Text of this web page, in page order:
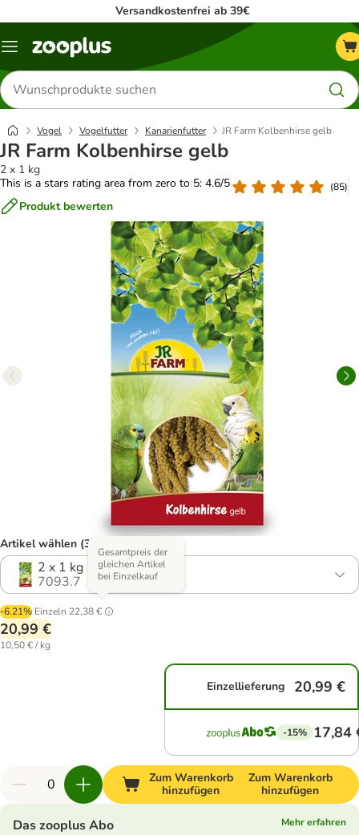
Versandkostenfrei ab 39€
Menü
Produkte
suchen
Vogel Vogelfutter Kanarienfutter JR Farm Kolbenhirse gelb
JR Farm Kolbenhirse gelb
2 x 1 kg
This is a stars rating area from zero to 5: 4.6/5
(85)
Produkt bewerten
Artikel wählen (3 Varianten)
2 x 1 kg
7093.7
-6.21% Einzeln 22,38 €
Gesamtpreis der
gleichen Artikel
bei Einzelkauf
20,99 €
10,50 € / kg
Einzellieferung 20,99 €
-15% 17,84
Zum Warenkorb
hinzufügen
Zum Warenkorb
hinzufügen
Das zooplus Abo
Mehr erfahren